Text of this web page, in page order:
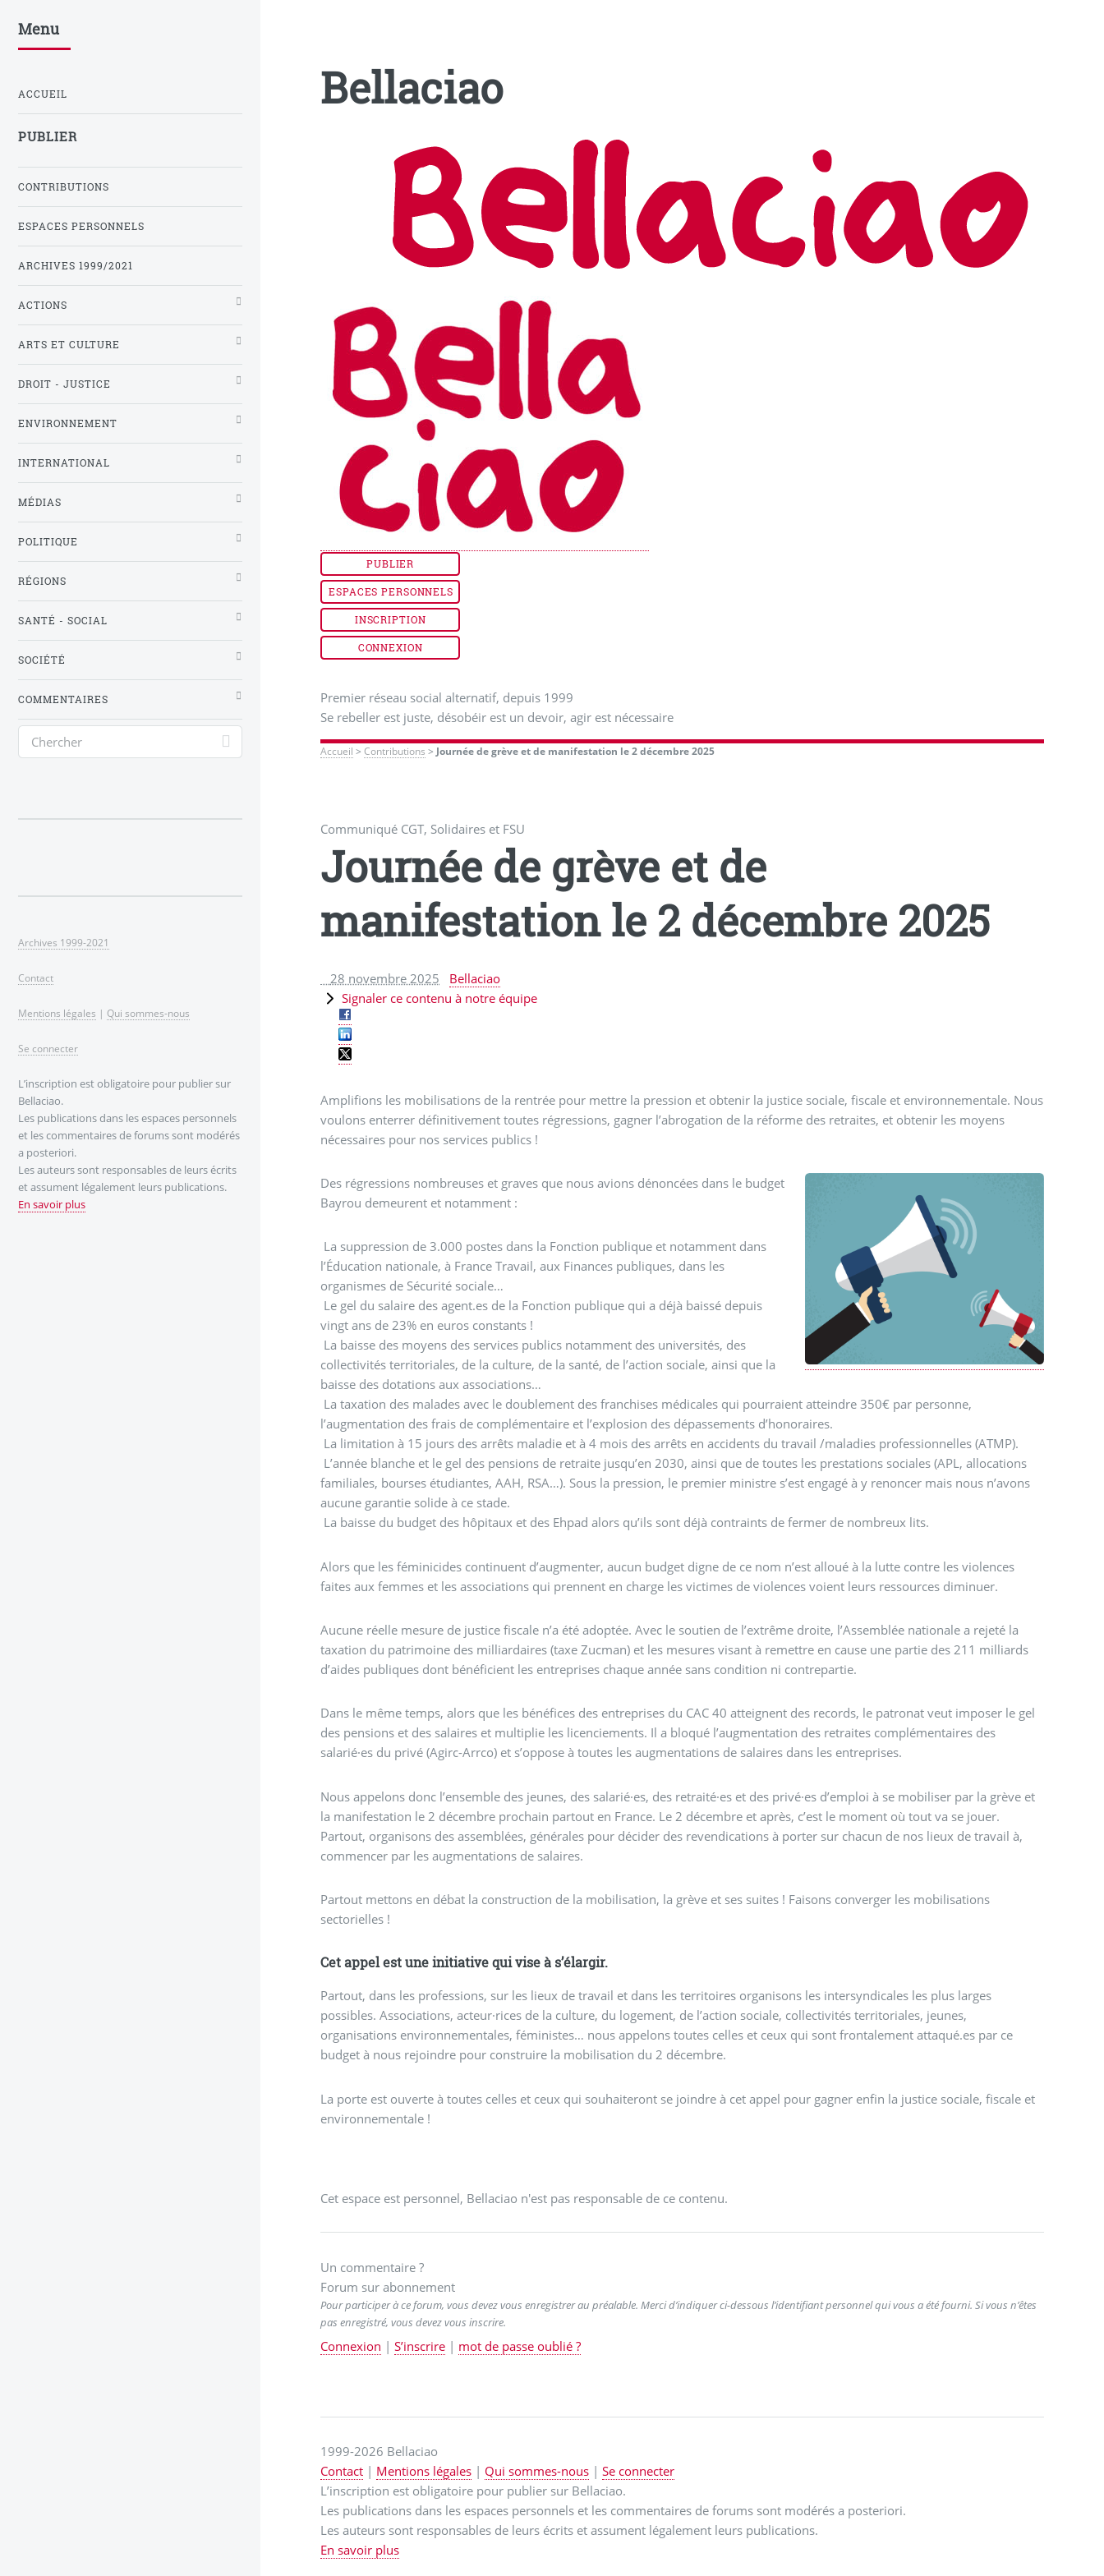
Bellaciao
PUBLIER
ESPACES PERSONNELS
INSCRIPTION
CONNEXION
Premier réseau social alternatif, depuis 1999
Se rebeller est juste, désobéir est un devoir, agir est nécessaire
Accueil >Contributions > Journée de grève et de manifestation le 2 décembre 2025
Communiqué CGT, Solidaires et FSU
Journée de grève et de
manifestation le 2 décembre 2025
28 novembre 2025
Bellaciao
Signaler ce contenu à notre équipe
Amplifions les mobilisations de la rentrée pour mettre la pression et obtenir la justice sociale, fiscale et environnementale. Nous
voulons enterrer définitivement toutes régressions, gagner l’abrogation de la réforme des retraites, et obtenir les moyens
nécessaires pour nos services publics !
Des régressions nombreuses et graves que nous avions dénoncées dans le budget
Bayrou demeurent et notamment :
La suppression de 3.000 postes dans la Fonction publique et notamment dans
l’Éducation nationale, à France Travail, aux Finances publiques, dans les
organismes de Sécurité sociale…
Le gel du salaire des agent.es de la Fonction publique qui a déjà baissé depuis
vingt ans de 23% en euros constants !
La baisse des moyens des services publics notamment des universités, des
collectivités territoriales, de la culture, de la santé, de l’action sociale, ainsi que la
baisse des dotations aux associations…
La taxation des malades avec le doublement des franchises médicales qui pourraient atteindre 350€ par personne,
l’augmentation des frais de complémentaire et l’explosion des dépassements d’honoraires.
La limitation à 15 jours des arrêts maladie et à 4 mois des arrêts en accidents du travail /maladies professionnelles (ATMP).
L’année blanche et le gel des pensions de retraite jusqu’en 2030, ainsi que de toutes les prestations sociales (APL, allocations
familiales, bourses étudiantes, AAH, RSA…). Sous la pression, le premier ministre s’est engagé à y renoncer mais nous n’avons
aucune garantie solide à ce stade.
La baisse du budget des hôpitaux et des Ehpad alors qu’ils sont déjà contraints de fermer de nombreux lits.
Alors que les féminicides continuent d’augmenter, aucun budget digne de ce nom n’est alloué à la lutte contre les violences
faites aux femmes et les associations qui prennent en charge les victimes de violences voient leurs ressources diminuer.
Aucune réelle mesure de justice fiscale n’a été adoptée. Avec le soutien de l’extrême droite, l’Assemblée nationale a rejeté la
taxation du patrimoine des milliardaires (taxe Zucman) et les mesures visant à remettre en cause une partie des 211 milliards
d’aides publiques dont bénéficient les entreprises chaque année sans condition ni contrepartie.
Dans le même temps, alors que les bénéfices des entreprises du CAC 40 atteignent des records, le patronat veut imposer le gel
des pensions et des salaires et multiplie les licenciements. Il a bloqué l’augmentation des retraites complémentaires des
salarié·es du privé (Agirc-Arrco) et s’oppose à toutes les augmentations de salaires dans les entreprises.
Nous appelons donc l’ensemble des jeunes, des salarié·es, des retraité·es et des privé·es d’emploi à se mobiliser par la grève et
la manifestation le 2 décembre prochain partout en France. Le 2 décembre et après, c’est le moment où tout va se jouer.
Partout, organisons des assemblées, générales pour décider des revendications à porter sur chacun de nos lieux de travail à,
commencer par les augmentations de salaires.
Partout mettons en débat la construction de la mobilisation, la grève et ses suites ! Faisons converger les mobilisations
sectorielles !
Cet appel est une initiative qui vise à s’élargir.
Partout, dans les professions, sur les lieux de travail et dans les territoires organisons les intersyndicales les plus larges
possibles. Associations, acteur·rices de la culture, du logement, de l’action sociale, collectivités territoriales, jeunes,
organisations environnementales, féministes… nous appelons toutes celles et ceux qui sont frontalement attaqué.es par ce
budget à nous rejoindre pour construire la mobilisation du 2 décembre.
La porte est ouverte à toutes celles et ceux qui souhaiteront se joindre à cet appel pour gagner enfin la justice sociale, fiscale et
environnementale !
Cet espace est personnel, Bellaciao n'est pas responsable de ce contenu.
Un commentaire ?
Forum sur abonnement
Pour participer à ce forum, vous devez vous enregistrer au préalable. Merci d’indiquer ci-dessous l’identifiant personnel qui vous a été fourni. Si vous n’êtes
pas enregistré, vous devez vous inscrire.
Connexion |S’inscrire | mot de passe oublié ?
1999-2026 Bellaciao
Contact | Mentions légales | Qui sommes-nous |Se connecter
L’inscription est obligatoire pour publier sur Bellaciao.
Les publications dans les espaces personnels et les commentaires de forums sont modérés a posteriori.
Les auteurs sont responsables de leurs écrits et assument légalement leurs publications.
En savoir plus
Menu
ACCUEIL
PUBLIER
CONTRIBUTIONS
ESPACES PERSONNELS
ARCHIVES 1999/2021
ACTIONS
ARTS ET CULTURE
DROIT - JUSTICE
ENVIRONNEMENT
INTERNATIONAL
MÉDIAS
POLITIQUE
RÉGIONS
SANTÉ - SOCIAL
SOCIÉTÉ
COMMENTAIRES
Archives 1999-2021
Contact
Mentions légales | Qui sommes-nous
Se connecter
L’inscription est obligatoire pour publier sur
Bellaciao.
Les publications dans les espaces personnels
et les commentaires de forums sont modérés
a posteriori.
Les auteurs sont responsables de leurs écrits
et assument légalement leurs publications.
En savoir plus